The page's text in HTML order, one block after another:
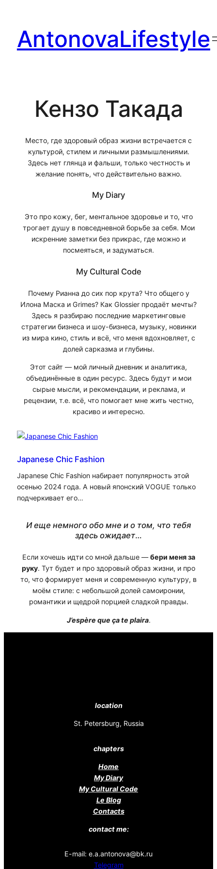
содержимому
AntonovaLifestyle
Кензо Такада
Место, где здоровый образ жизни встречается с
культурой, стилем и личными размышлениями.
Здесь нет глянца и фальши, только честность и
желание понять, что действительно важно.
My Diary
Это про кожу, бег, ментальное здоровье и то, что
трогает душу в повседневной борьбе за себя. Мои
искренние заметки без прикрас, где можно и
посмеяться, и задуматься.
My Cultural Code
Почему Рианна до сих пор крута? Что общего у
Илона Маска и Grimes? Как Glossier продаёт мечты?
Здесь я разбираю последние маркетинговые
стратегии бизнеса и шоу-бизнеса, музыку, новинки
из мира кино, стиль и всё, что меня вдохновляет, с
долей сарказма и глубины.
Этот сайт — мой личный дневник и аналитика,
объединённые в один ресурс. Здесь будут и мои
сырые мысли, и рекомендации, и реклама, и
рецензии, т.е. всё, что помогает мне жить честно,
красиво и интересно.
Japanese Chic Fashion
Japanese Chic Fashion набирает популярность этой
осенью 2024 года. А новый японский VOGUE только
подчеркивает его…
И еще немного обо мне и о том, что тебя
здесь ожидает…
Если хочешь идти со мной дальше —бери меня за
руку. Тут будет и про здоровый образ жизни, и про
то, что формирует меня и современную культуру, в
моём стиле: с небольшой долей самоиронии,
романтики и щедрой порцией сладкой правды.
J’espère que ça te plaira.
location
St. Petersburg, Russia
chapters
Home
My Diary
My Cultural Code
Le Blog
Contacts
contact me:
E-mail: e.a.antonova@bk.ru
Telegram